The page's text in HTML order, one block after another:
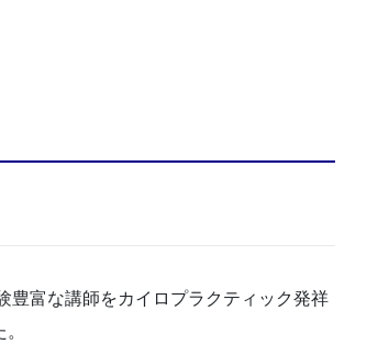
豊富な講師をカイロプラクティック発祥